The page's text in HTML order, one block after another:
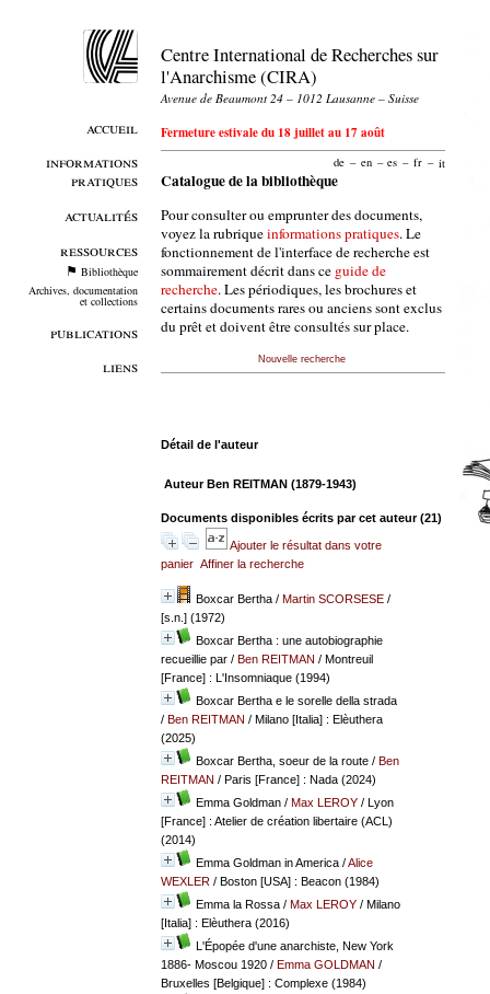
accueil
informations
pratiques
actualités
ressources
Bibliothèque
Archives, documentation
et collections
publications
liens
Centre International de Recherches sur
l'Anarchisme (CIRA)
Avenue de Beaumont 24 – 1012 Lausanne – Suisse
Fermeture estivale du 18 juillet au 17 août
de – en – es – fr – it
Catalogue de la bibliothèque
Pour consulter ou emprunter des documents,
voyez la rubriqueinformations pratiques. Le
fonctionnement de l'interface de recherche est
sommairement décrit dans ce guide de
recherche. Les périodiques, les brochures et
certains documents rares ou anciens sont exclus
du prêt et doivent être consultés sur place.
Nouvelle recherche
Détail de l'auteur
Auteur Ben REITMAN (1879-1943)
Documents disponibles écrits par cet auteur (21)
Ajouter le résultat dans votre
panier Affiner la recherche
Boxcar Bertha/ Martin SCORSESE/
[s.n.] (1972)
Boxcar Bertha : une autobiographie
recueillie par/ Ben REITMAN / Montreuil
[France] : L'Insomniaque (1994)
Boxcar Bertha e le sorelle della strada
/ Ben REITMAN / Milano [Italia] : Elèuthera
(2025)
Boxcar Bertha, soeur de la route/ Ben
REITMAN / Paris [France] : Nada (2024)
Emma Goldman/ Max LEROY/ Lyon
[France] : Atelier de création libertaire (ACL)
(2014)
Emma Goldman in America/Alice
WEXLER/ Boston [USA] : Beacon (1984)
Emma la Rossa/ Max LEROY/ Milano
[Italia] : Elèuthera (2016)
L'Épopée d'une anarchiste, New York
1886- Moscou 1920/ Emma GOLDMAN /
Bruxelles [Belgique] : Complexe (1984)